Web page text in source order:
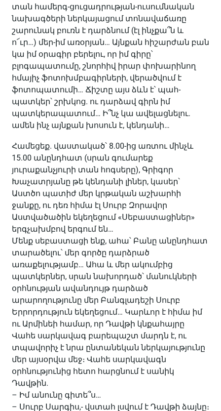
տան համերգ-ցուցադրության-ուսումնական
նախագծերի ներկայացում տոնավաճառը
շարունակ բուռն է դարձնում (էլ ինչքա՞ն և
ո՜ւր…) մեր-իմ առօրյան… Այնքան հիշարժան բան
կա իմ օրագիր բերելու, որ իմ գիրը՝
բլոգապատումը, շնորհիվ իրար փոխարինող
հմայիչ ֆոտոխմբագիրների, վերածվում է
ֆոտոպատումի… Ճիշտը այս ձևն է՝ պահ-
պատկեր՝ շրխկոց. ու դարձավ գիրն իմ
պատկերապատում… Ի՞նչ կա ավելացնելու.
ամեն ինչ այնքան խոսուն է, կենդանի…
Համեցեք. վաստակած՝ 8.00-ից առտու մինչև
15.00 անընդհատ (սրան գումարեք
յուրաքանչյուրի տան հոգսերը), Գրիգոր
Խաչատրյանը թե կենդանի լիներ, կասեր՝
Աստծո պատիժ մեր կրթական աշխարհի
ջանքը, ու դեռ հիմա էլ Սուրբ Զորավոր
Աստվածածին եկեղեցում «Սեբաստացիներ»
երգչախմբով երգում են…
Մենք սեբաստացի ենք, ահա՝ Բանը անընդհատ
տարածելու՝ մեր գործը դարձրած
առաքելությամբ… Ահա և մեր ակումբից
պատկերներ, սրան նախորդած՝ մանուկների
օրհնության ավանդույթ դարձած
արարողությունը մեր Բանգլադեշի Սուրբ
Երրորդություն եկեղեցում… Կարևոր է հիմա իմ
ու Արմինեի համար, որ Դավթի կնքահայրը
Վահե սարկավագ բարեպաշտ մարդն է, ու
տպավորիչ է նրա ընտանեկան ներկայությունը
մեր այսօրվա մեջ։ Վահե սարկավագն
օրհնությունից հետո հարցնում է սանիկ
Դավթին.
– Իմ անունը գիտե՞ս…
– Սուրբ Սարգիս,- վստահ լսվում է Դավթի ձայնը։